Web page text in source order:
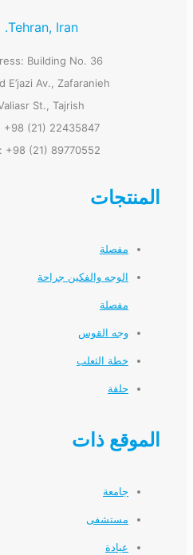
Tehran, Iran.
Building No. 36
E’jazi Av., Zafaranieh
St., Tajrish
+98 (21) 22435847
+98 (21) 89770552
المنتجات
مفصلة
الوجه والفكين جراحة
مفصلة
وجه القوس
خطة الثعلب
حلقة
الموقع ذات
جامعة
مستشفى
عيادة